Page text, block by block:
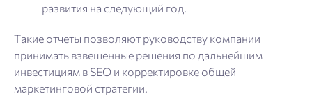
развития на следующий год.
Такие отчеты позволяют руководству компании
принимать взвешенные решения по дальнейшим
инвестициям в SEO и корректировке общей
маркетинговой стратегии.